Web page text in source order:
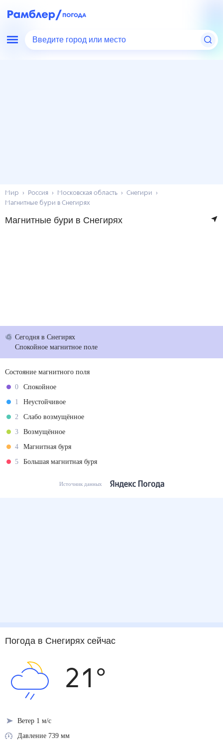
Введите город или место
Мир Россия Московская область
Снегири
Магнитные бури в Снегирях
Магнитные бури в Снегирях
Сегодняв Снегирях
Спокойное магнитное поле
Состояние магнитного поля
0
Спокойное
1
Неустойчивое
2
Слабо возмущённое
3
Возмущённое
4
Магнитная буря
5
Большая магнитная буря
Источник данных
Погода в Снегиряхсейчас
21 °
Ветер 1 м/с
Давление 739 мм